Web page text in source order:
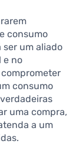
consumo
ser um aliado
e no
consumo
uma compra,
a um